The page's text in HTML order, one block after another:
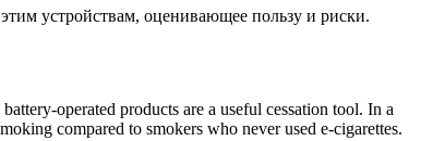
устройствам, оценивающее пользу и риски.
operated products are a useful cessation tool. In a
compared to smokers who never used e-cigarettes.